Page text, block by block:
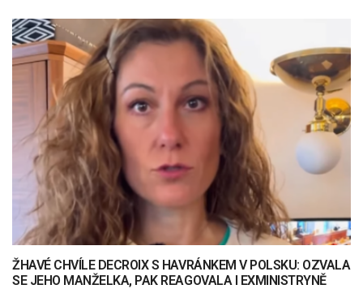
ŽHAVÉ CHVÍLE DECROIX S HAVRÁNKEM V POLSKU: OZVALA
SE JEHO MANŽELKA, PAK REAGOVALA I EXMINISTRYNĚ